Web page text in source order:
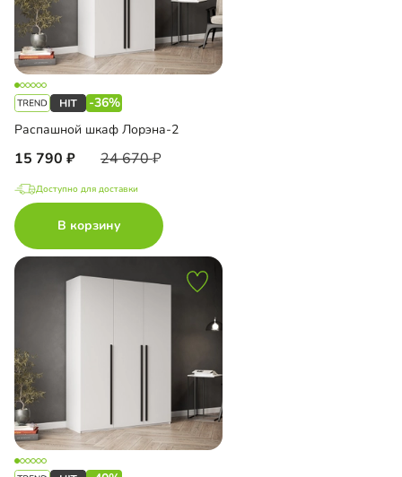
-36%
Распашной шкаф Лорэна-2
15 790 24 670
Доступно для доставки
В корзину